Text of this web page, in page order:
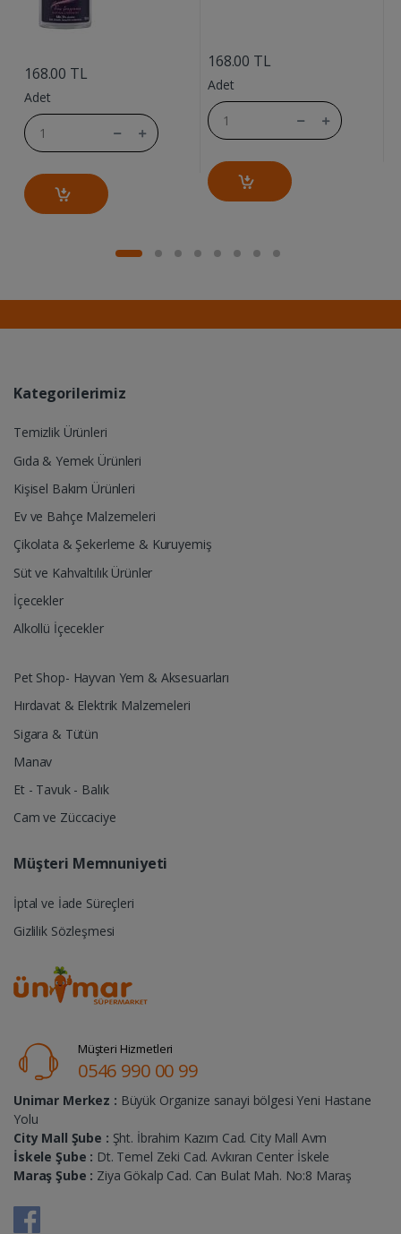
168.00 TL
Adet
168.00 TL
Adet
Kategorilerimiz
Temizlik Ürünleri
Gıda & Yemek Ürünleri
Kişisel Bakım Ürünleri
Ev ve Bahçe Malzemeleri
Çikolata & Şekerleme & Kuruyemiş
Süt ve Kahvaltılık Ürünler
İçecekler
Alkollü İçecekler
Pet Shop- Hayvan Yem & Aksesuarları
Hırdavat & Elektrik Malzemeleri
Sigara & Tütün
Manav
Et - Tavuk - Balık
Cam ve Züccaciye
Müşteri Memnuniyeti
İptal ve İade Süreçleri
Gizlilik Sözleşmesi
Müşteri Hizmetleri
0546 990 00 99
Unimar Merkez : Büyük Organize sanayi bölgesi Yeni Hastane
Yolu
City Mall Şube : Şht. İbrahim Kazım Cad. City Mall Avm
İskele Şube : Dt. Temel Zeki Cad. Avkıran Center İskele
Maraş Şube : Ziya Gökalp Cad. Can Bulat Mah. No:8 Maraş